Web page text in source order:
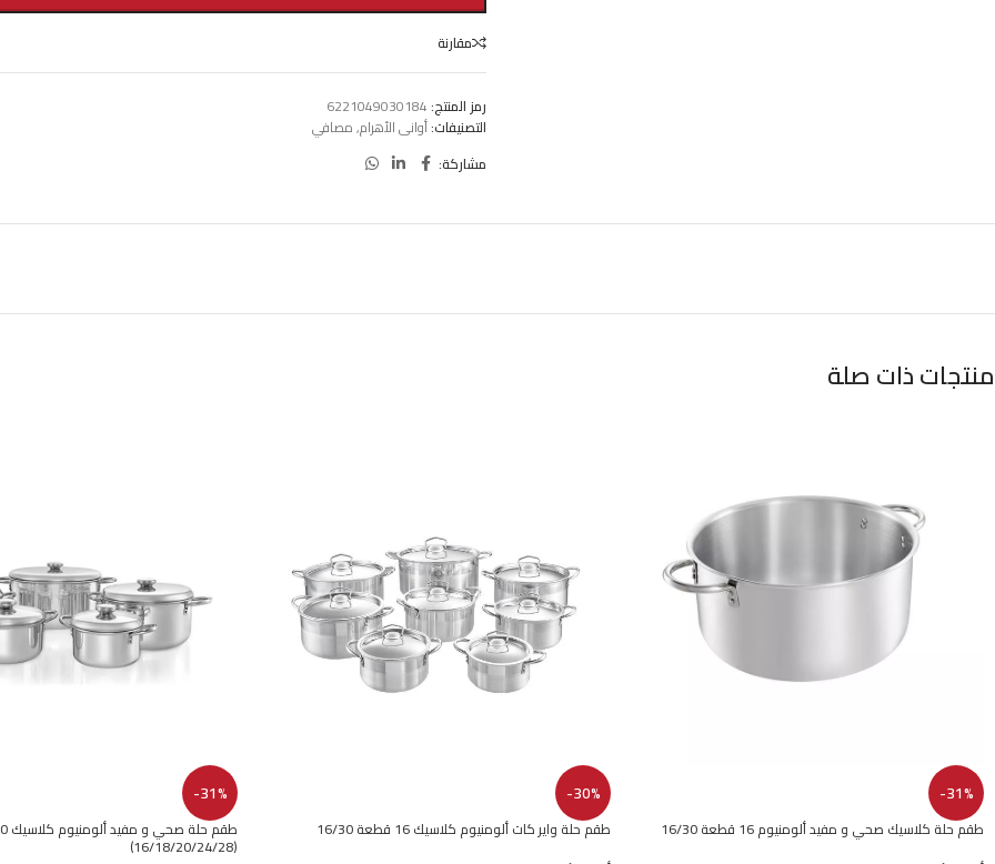
مقارنة
رمز المنتج:6221049030184
التصنيفات:أوانى الأهرام,مصافي
مشاركة:
منتجات ذات صلة
-31%
طقم حلة كلاسيك صحي و مفيد ألومنيوم 16 قطعة 16/30
-30%
طقم حلة واير كات ألومنيوم كلاسيك 16 قطعة 16/30
-31%
(16/18/20/24/28)